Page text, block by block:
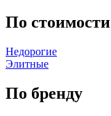
По стоимости
Недорогие
Элитные
По бренду